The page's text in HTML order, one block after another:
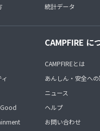
統計データ
CAMPFIRE に
CAMPFIREとは
あんしん・安全へ
ニュース
ヘルプ
お問い合わせ